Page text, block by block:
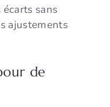
écarts sans
ajustements
de